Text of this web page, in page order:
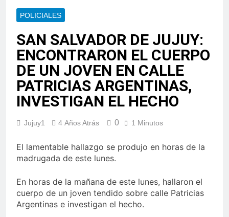
POLICIALES
SAN SALVADOR DE JUJUY:
ENCONTRARON EL CUERPO
DE UN JOVEN EN CALLE
PATRICIAS ARGENTINAS,
INVESTIGAN EL HECHO
Jujuy1 4 Años Atrás 0 1 Minutos
El lamentable hallazgo se produjo en horas de la
madrugada de este lunes.
En horas de la mañana de este lunes, hallaron el
cuerpo de un joven tendido sobre calle Patricias
Argentinas e investigan el hecho.